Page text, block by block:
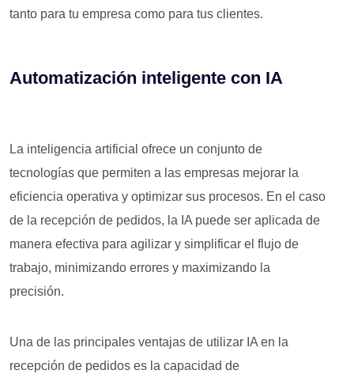
tanto para tu empresa como para tus clientes.
Automatización inteligente con IA
La inteligencia artificial ofrece un conjunto de
tecnologías que permiten a las empresas mejorar la
eficiencia operativa y optimizar sus procesos. En el caso
de la recepción de pedidos, la IA puede ser aplicada de
manera efectiva para agilizar y simplificar el flujo de
trabajo, minimizando errores y maximizando la
precisión.
Una de las principales ventajas de utilizar IA en la
recepción de pedidos es la capacidad de